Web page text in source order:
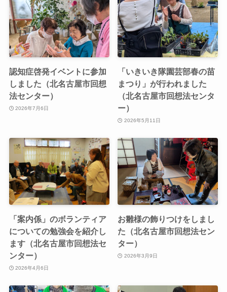
認知症啓発イベントに参加
しました（北名古屋市回想
法センター）
2026年7月6日
「いきいき隊園芸部春の苗
まつり」が行われました
（北名古屋市回想法センタ
ー）
2026年5月11日
「案内係」のボランティア
についての勉強会を紹介し
ます（北名古屋市回想法セ
ンター）
2026年4月6日
お雛様の飾りつけをしまし
た（北名古屋市回想法セン
ター）
2026年3月9日